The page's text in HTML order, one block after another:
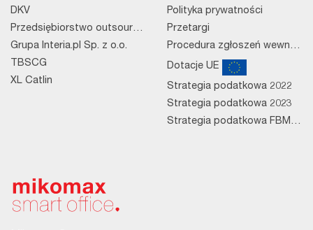
DKV
Przedsiębiorstwo outsourcingowe
Grupa Interia.pl Sp. z o.o.
TBSCG
XL Catlin
Polityka prywatności
Przetargi
Procedura zgłoszeń wewnętrznych
Dotacje UE
Strategia podatkowa 2022
Strategia podatkowa 2023
Strategia podatkowa FBM 2023